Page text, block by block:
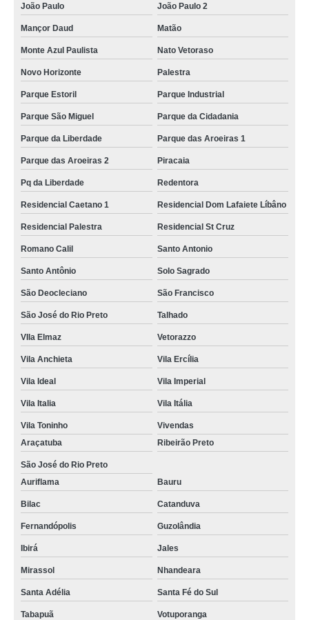
João Paulo João Paulo 2
Mançor Daud Matão
Monte Azul Paulista Nato Vetoraso
Novo Horizonte Palestra
Parque Estoril Parque Industrial
Parque São Miguel Parque da Cidadania
Parque da Liberdade Parque das Aroeiras 1
Parque das Aroeiras 2 Piracaia
Pq da Liberdade Redentora
Residencial Caetano 1 Residencial Dom Lafaiete Líbâno
Residencial Palestra Residencial St Cruz
Romano Calil Santo Antonio
Santo Antônio Solo Sagrado
São Deocleciano São Francisco
São José do Rio Preto Talhado
VIla Elmaz Vetorazzo
Vila Anchieta Vila Ercília
Vila Ideal Vila Imperial
Vila Italia Vila Itália
Vila Toninho
Vivendas
Araçatuba
Ribeirão Preto
São José do Rio Preto
Auriflama
Bauru
Bilac Catanduva
Fernandópolis Guzolândia
Ibirá Jales
Mirassol Nhandeara
Santa Adélia Santa Fé do Sul
Tabapuã Votuporanga